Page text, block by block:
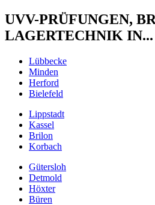
UVV-PRÜFUNGEN,
LAGERTECHNIK IN...
Lübbecke
Minden
Herford
Bielefeld
Lippstadt
Kassel
Brilon
Korbach
Gütersloh
Detmold
Höxter
Büren